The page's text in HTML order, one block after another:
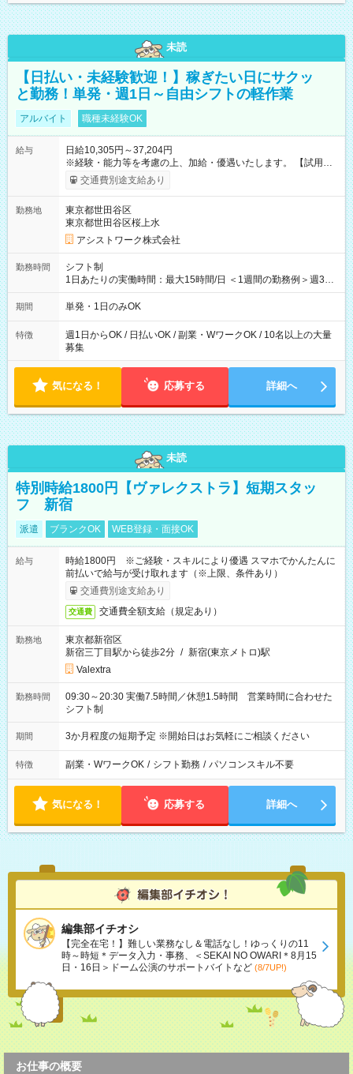
未読
【日払い・未経験歓迎！】稼ぎたい日にサクッ
と勤務！単発・週1日～自由シフトの軽作業
アルバイト 職種未経験OK
給与
日給10,305円～37,204円
※経験・能力等を考慮の上、加給・優遇いたします。 【試用期
間】試用期間なし
交通費別途支給あり
勤務地
東京都世田谷区
東京都世田谷区桜上水
アシストワーク株式会社
勤務時間
シフト制
1日あたりの実働時間：最大15時間/日 ＜1週間の勤務例＞週3回
勤務 勤務：月・水・金 休み：火・木・土・日 好きな時にお仕事
可能です！ ※1日あたりの最大実働時間は日勤、夜勤共に勤務し
期間 単発・1日のみOK
特徴
週1日からOK / 日払いOK / 副業・WワークOK / 10名以上の大量
募集
気になる！ 応募する 詳細へ
未読
特別時給1800円【ヴァレクストラ】短期スタッ
フ 新宿
派遣 ブランクOK WEB登録・面接OK
給与
時給1800円 ※ご経験・スキルにより優遇 スマホでかんたんに
前払いで給与が受け取れます（※上限、条件あり）
交通費別途支給あり
交通費 交通費全額支給（規定あり）
勤務地
東京都新宿区
新宿三丁目駅から徒歩2分 / 新宿(東京メトロ)駅
Valextra
勤務時間
09:30～20:30 実働7.5時間／休憩1.5時間 営業時間に合わせた
シフト制
期間 3か月程度の短期予定 ※開始日はお気軽にご相談ください
特徴 副業・WワークOK / シフト勤務 / パソコンスキル不要
気になる！ 応募する 詳細へ
編集部イチオシ
【完全在宅！】難しい業務なし＆電話なし！ゆっくりの11
時～時短＊データ入力・事務、＜SEKAI NO OWARI＊8月15
日・16日＞ドーム公演のサポートバイトなど (8/7UP!)
お仕事の概要